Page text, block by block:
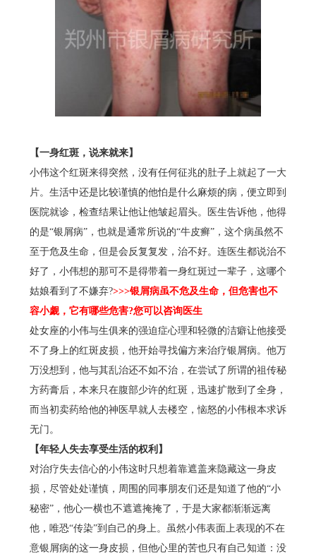
【一身红斑，说来就来】
小伟这个红斑来得突然，没有任何征兆的肚子上就起了一大
片。生活中还是比较谨慎的他怕是什么麻烦的病，便立即到
医院就诊，检查结果让他让他皱起眉头。医生告诉他，他得
的是“银屑病”，也就是通常所说的“牛皮癣”，这个病虽然不
至于危及生命，但是会反复复发，治不好。连医生都说治不
好了，小伟想的那可不是得带着一身红斑过一辈子，这哪个
姑娘看到了不嫌弃?>>>银屑病虽不危及生命，但危害也不
容小觑，它有哪些危害?您可以咨询医生
处女座的小伟与生俱来的强迫症心理和轻微的洁癖让他接受
不了身上的红斑皮损，他开始寻找偏方来治疗银屑病。他万
万没想到，他与其乱治还不如不治，在尝试了所谓的祖传秘
方药膏后，本来只在腹部少许的红斑，迅速扩散到了全身，
而当初卖药给他的神医早就人去楼空，恼怒的小伟根本求诉
无门。
【年轻人失去享受生活的权利】
对治疗失去信心的小伟这时只想着靠遮盖来隐藏这一身皮
损，尽管处处谨慎，周围的同事朋友们还是知道了他的“小
秘密”，他心一横也不遮遮掩掩了，于是大家都渐渐远离
他，唯恐“传染”到自己的身上。虽然小伟表面上表现的不在
意银屑病的这一身皮损，但他心里的苦也只有自己知道：没